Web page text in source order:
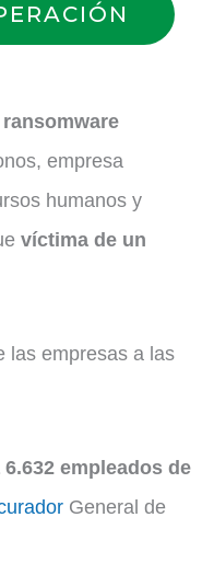
empresa
humanos y
víctima de un
las empresas a las
empleados de
General de